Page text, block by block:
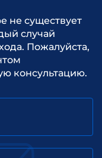
не существует
случай
Пожалуйста,
консультацию.